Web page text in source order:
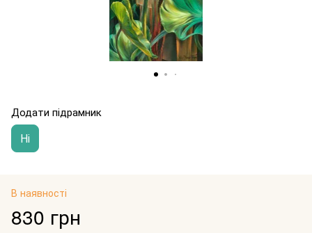
Додати підрамник
Ні
В наявності
830 грн